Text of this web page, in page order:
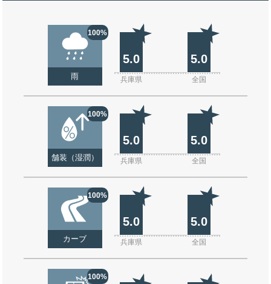
100%
雨
5.0 5.0
兵庫県 全国
100%
舗装（湿潤）
5.0 5.0
兵庫県 全国
100%
カーブ
5.0 5.0
兵庫県 全国
100%